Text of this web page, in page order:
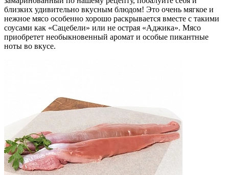
близких удивительно вкусным блюдом! Это очень мягкое и
нежное мясо особенно хорошо раскрывается вместе с такими
соусами как «Сацебели» или не острая «Аджика». Мясо
приобретет необыкновенный аромат и особые пикантные
ноты во вкусе.